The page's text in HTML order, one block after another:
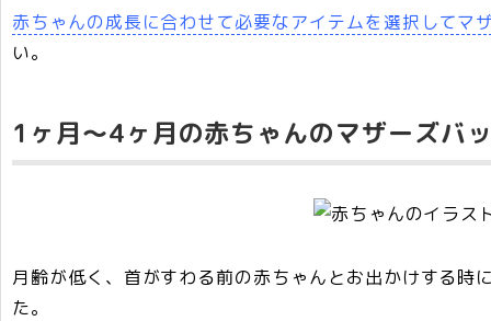
赤ちゃんの成長に合わせて必要なアイテムを選択してマ
い。
1ヶ月～4ヶ月の赤ちゃんのマザーズバ
月齢が低く、首がすわる前の赤ちゃんとお出かけする時
た。